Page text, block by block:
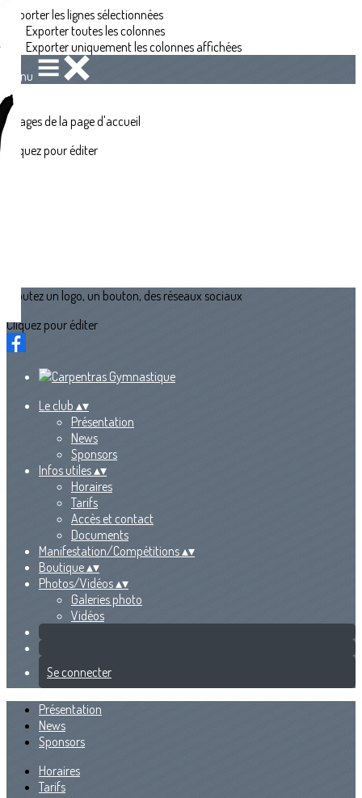
Exporter les lignes sélectionnées
Exporter toutes les colonnes
Exporter uniquement les colonnes affichées
Menu
?>
Images de la page d'accueil
Cliquez pour éditer
Ajoutez un logo, un bouton, des réseaux sociaux
Cliquez pour éditer
Le club ▴▾
Présentation
News
Sponsors
Infos utiles▴▾
Horaires
Tarifs
Accès et contact
Documents
Manifestation/Compétitions▴▾
Boutique▴▾
Photos/Vidéos▴▾
Galeries photo
Vidéos
Se connecter
Présentation
News
Sponsors
Horaires
Tarifs